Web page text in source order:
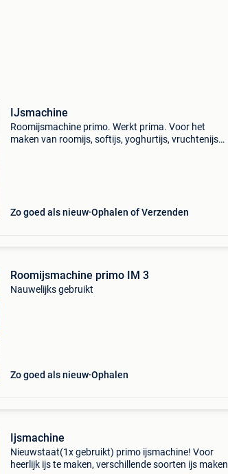
IJsmachine
Roomijsmachine primo. Werkt prima. Voor het
maken van roomijs, softijs, yoghurtijs, vruchtenijs
Zo goed als nieuw Ophalen of Verzenden
Roomijsmachine primo IM 3
Nauwelijks gebruikt
Zo goed als nieuw Ophalen
Ijsmachine
Nieuwstaat(1x gebruikt) primo ijsmachine! Voor
heerlijk ijs te maken, verschillende soorten ijs maken